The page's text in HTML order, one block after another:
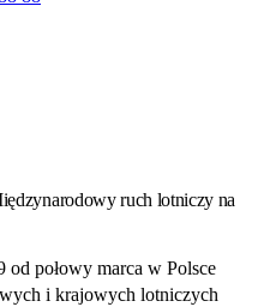
ruch lotniczy na
połowy marca w Polsce
i krajowych lotniczych